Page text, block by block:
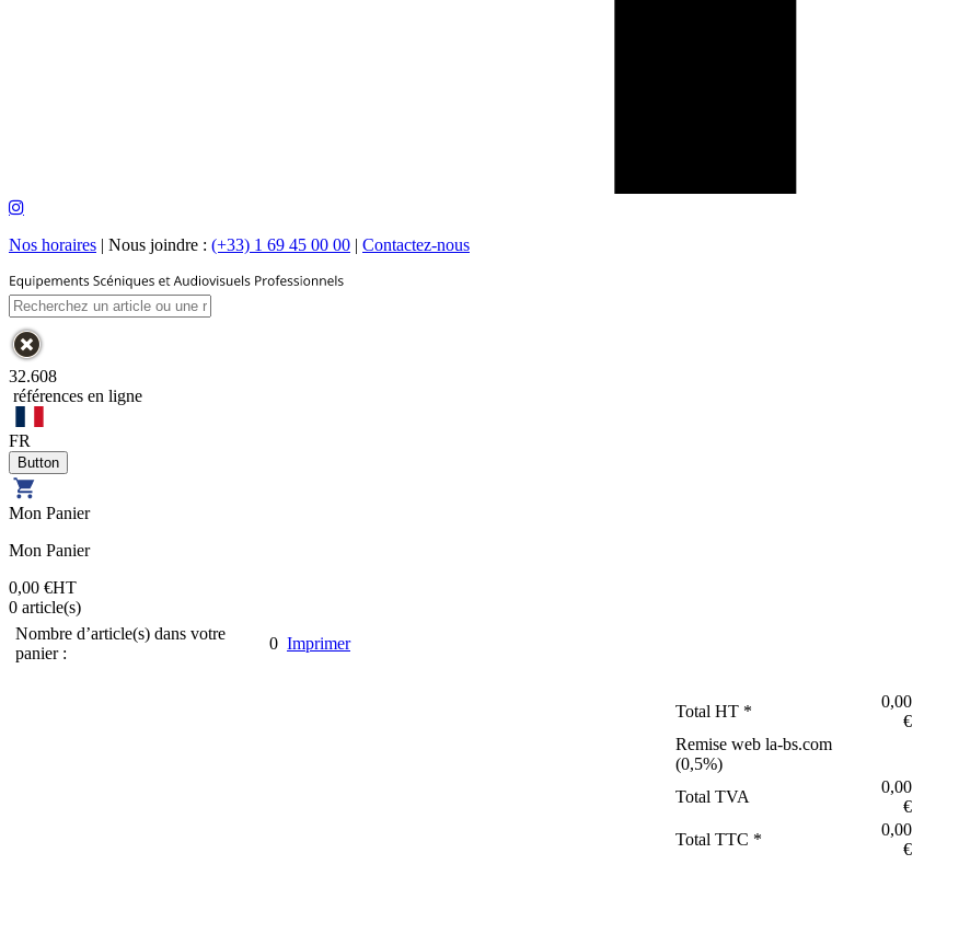
Nos horaires | Nous joindre : (+33) 1 69 45 00 00 | Contactez-nous
32.608
références en ligne
FR
Mon Panier
Mon Panier
0,00 €HT
0 article(s)
Nombre d’article(s) dans votre
panier :
0 Imprimer
Total HT *
0,00
€
Remise web la-bs.com
(0,5%)
Total TVA
0,00
€
Total TTC *
0,00
€